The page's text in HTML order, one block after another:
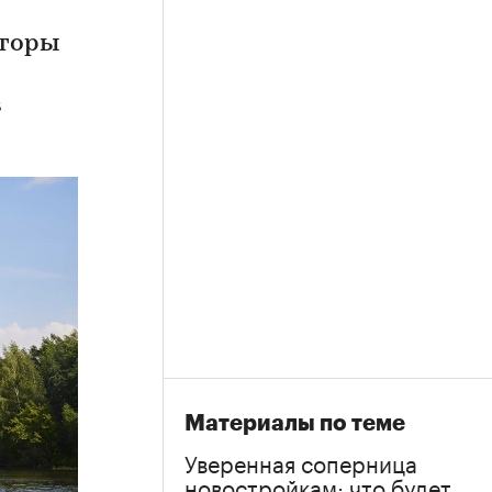
Материалы по теме
Уверенная соперница